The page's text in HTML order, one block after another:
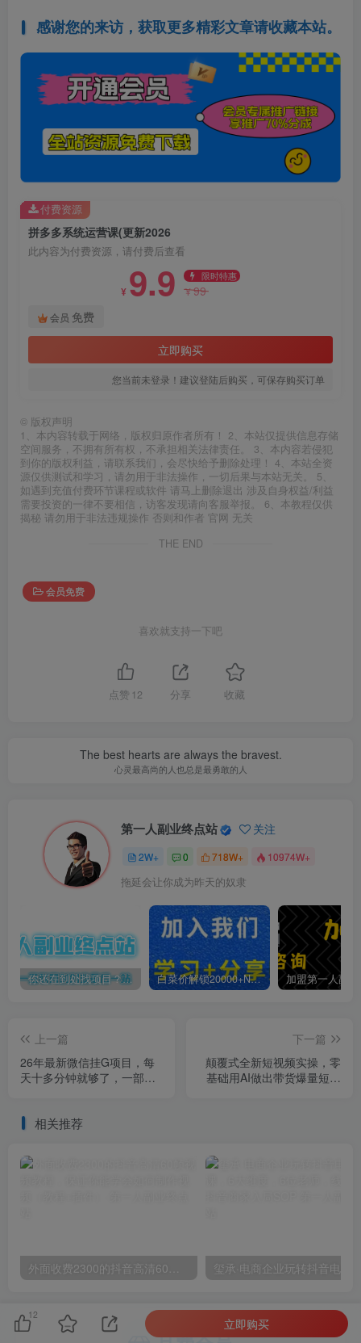
感谢您的来访，获取更多精彩文章请收藏本站。
拼多多系统运营课(更新2026
此内容为付费资源，请付费后查看
¥ 9.9 限时特惠
¥99
会员 免费
立即购买
您当前未登录！建议登陆后购买，可保存购买订单
付费资源
© 版权声明
1、本内容转载于网络，版权归原作者所有！ 2、本站仅提供信息存储
空间服务，不拥有所有权，不承担相关法律责任。 3、本内容若侵犯
到你的版权利益，请联系我们，会尽快给予删除处理！ 4、本站全资
源仅供测试和学习，请勿用于非法操作，一切后果与本站无关。 5、
如遇到充值付费环节课程或软件 请马上删除退出 涉及自身权益/利益
需要投资的一律不要相信，访客发现请向客服举报。 6、本教程仅供
揭秘 请勿用于非法违规操作 否则和作者 官网 无关
THE END
会员免费
喜欢就支持一下吧
点赞 12 分享 收藏
The best hearts are always the bravest.
心灵最高尚的人也总是最勇敢的人
第一人副业终点站 关注
2W+ 0 718W+ 10974W+
拖延会让你成为昨天的奴隶
你还在到处找项目？还在当韭菜？我靠卖项目一个月收入5万+，曾经我也是个失败者。 白菜价解锁20000+N个赚钱机会，加入第一人副业终点站会员，全站资源免费学习。
上一篇
26年最新微信挂G项目，每
天十多分钟就够了，一部手
下一篇
颠覆式全新短视频实操，零
基础用AI做出带货爆量短视
相关推荐
外面收费2300的抖音高清60帧视频教程，保证你能学会如何制作视频（教程+插件）
12
立即购买